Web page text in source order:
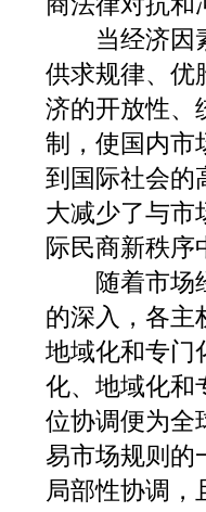
当经济因素
供求规律、优
济的开放性、
制，使国内市
到国际社会的
大减少了与市
际民商新秩序
随着市场经
的深入，各主
地域化和专门
化、地域化和
位协调便为全
易市场规则的
局部性协调，